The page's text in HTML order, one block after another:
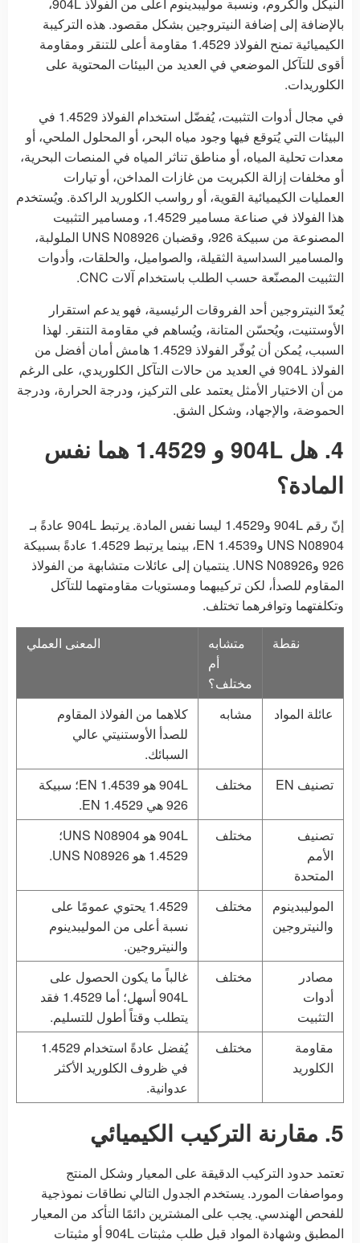
بالإضافة إلى إضافة النيتروجين بشكل مقصود. هذه التركيبة
الكيميائية تمنح الفولاذ 1.4529 مقاومة أعلى للتنقر ومقاومة
أقوى للتآكل الموضعي في العديد من البيئات المحتوية على
الكلوريدات.
في مجال أدوات التثبيت، يُفضّل استخدام الفولاذ 1.4529 في
البيئات التي يُتوقع فيها وجود مياه البحر، أو المحلول الملحي، أو
معدات تحلية المياه، أو مناطق تناثر المياه في المنصات البحرية،
أو مخلفات إزالة الكبريت من غازات المداخن، أو تيارات
العمليات الكيميائية القوية، أو رواسب الكلوريد الراكدة. ويُستخدم
هذا الفولاذ في صناعة مسامير 1.4529، ومسامير التثبيت
المصنوعة من سبيكة 926، وقضبان UNS N08926 الملولبة،
والمسامير السداسية الثقيلة، والصواميل، والحلقات، وأدوات
التثبيت المصنّعة حسب الطلب باستخدام آلات CNC.
يُعدّ النيتروجين أحد الفروقات الرئيسية، فهو يدعم استقرار
الأوستنيت، ويُحسّن المتانة، ويُساهم في مقاومة التنقر. لهذا
السبب، يُمكن أن يُوفّر الفولاذ 1.4529 هامش أمان أفضل من
الفولاذ 904L في العديد من حالات التآكل الكلوريدي، على الرغم
من أن الاختيار الأمثل يعتمد على التركيز، ودرجة الحرارة، ودرجة
الحموضة، والإجهاد، وشكل الشق.
4. هل 904L و 1.4529 هما نفس
المادة؟
إنّ رقم 904L و1.4529 ليسا نفس المادة. يرتبط 904L عادةً بـ
UNS N08904 وEN 1.4539، بينما يرتبط 1.4529 عادةً بسبيكة
926 وUNS N08926. ينتميان إلى عائلات متشابهة من الفولاذ
المقاوم للصدأ، لكن تركيبهما ومستويات مقاومتهما للتآكل
وتكلفتهما وتوافرهما تختلف.
نقطة
متشابه
أم
مختلف؟
المعنى العملي
عائلة المواد مشابه
كلاهما من الفولاذ المقاوم
للصدأ الأوستنيتي عالي
السبائك.
تصنيف EN
مختلف
904L هو EN 1.4539؛ سبيكة
926 هي EN 1.4529.
تصنيف
الأمم
المتحدة
مختلف
904L هو UNS N08904؛
1.4529 هو UNS N08926.
الموليبدينوم
والنيتروجين
مختلف
1.4529 يحتوي عمومًا على
نسبة أعلى من الموليبدينوم
والنيتروجين.
مصادر
أدوات
التثبيت
مختلف
غالباً ما يكون الحصول على
904L أسهل؛ أما 1.4529 فقد
يتطلب وقتاً أطول للتسليم.
مقاومة
الكلوريد
مختلف
يُفضل عادةً استخدام 1.4529
في ظروف الكلوريد الأكثر
عدوانية.
5. مقارنة التركيب الكيميائي
تعتمد حدود التركيب الدقيقة على المعيار وشكل المنتج
ومواصفات المورد. يستخدم الجدول التالي نطاقات نموذجية
للفحص الهندسي. يجب على المشترين دائمًا التأكد من المعيار
المطبق وشهادة المواد قبل طلب مثبتات 904L أو مثبتات